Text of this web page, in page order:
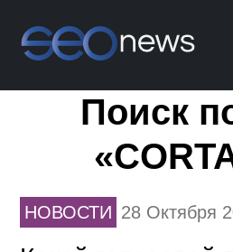
Поиск
НОВОСТИ 28 Октября